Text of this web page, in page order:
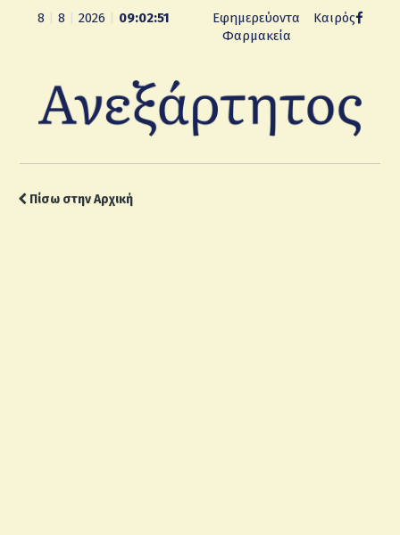
8 8 2026 09:02:52
Εφημερεύοντα
Φαρμακεία
Καιρός
Πίσω στην Αρχική